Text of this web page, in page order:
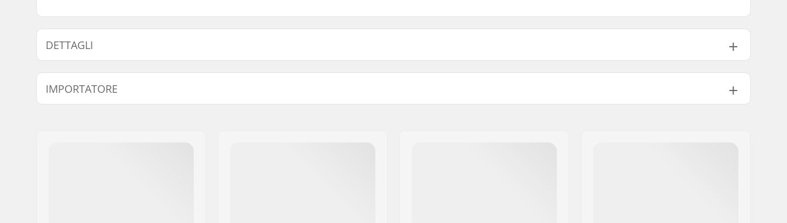
DETTAGLI
Genere: Men,Unisex
Collo:
Design:
Breast Graphic,Back Graphic
Materiale:
Cotton Blend
IMPORTATORE